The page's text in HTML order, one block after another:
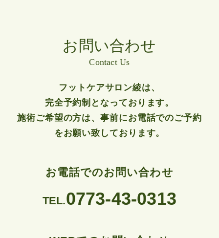
お問い合わせ
Contact Us
フットケアサロン綾は、
完全予約制となっております。
施術ご希望の方は、事前にお電話でのご予約
をお願い致しております。
お電話でのお問い合わせ
TEL.0773-43-0313